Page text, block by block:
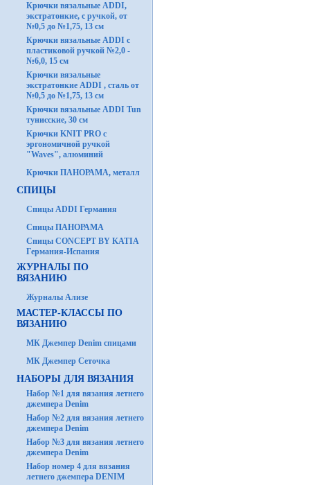
Крючки вязальные ADDI,
экстратонкие, с ручкой, от
№0,5 до №1,75, 13 см
Крючки вязальные ADDI с
пластиковой ручкой №2,0 -
№6,0, 15 см
Крючки вязальные
экстратонкие ADDI , сталь от
№0,5 до №1,75, 13 см
Крючки вязальные ADDI Tun
тунисские, 30 см
Крючки KNIT PRO с
эргономичной ручкой
"Waves", алюминий
Крючки ПАНОРАМА, металл
СПИЦЫ
Спицы ADDI Германия
Спицы ПАНОРАМА
Спицы CONCEPT BY KATIA
Германия-Испания
ЖУРНАЛЫ ПО
ВЯЗАНИЮ
Журналы Ализе
МАСТЕР-КЛАССЫ ПО
ВЯЗАНИЮ
МК Джемпер Denim спицами
МК Джемпер Сеточка
НАБОРЫ ДЛЯ ВЯЗАНИЯ
Набор №1 для вязания летнего
джемпера Denim
Набор №2 для вязания летнего
джемпера Denim
Набор №3 для вязания летнего
джемпера Denim
Набор номер 4 для вязания
летнего джемпера DENIM